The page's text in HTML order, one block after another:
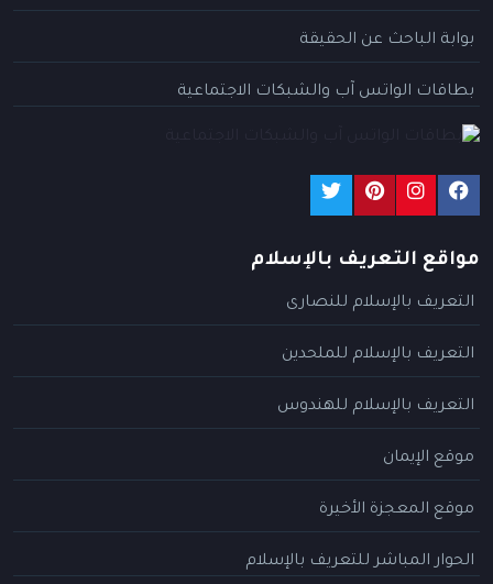
بوابة الباحث عن الحقيقة
بطاقات الواتس آب والشبكات الاجتماعية
مواقع التعريف بالإسلام
التعريف بالإسلام للنصارى
التعريف بالإسلام للملحدين
التعريف بالإسلام للهندوس
موقع الإيمان
موقع المعجزة الأخيرة
الحوار المباشر للتعريف بالإسلام